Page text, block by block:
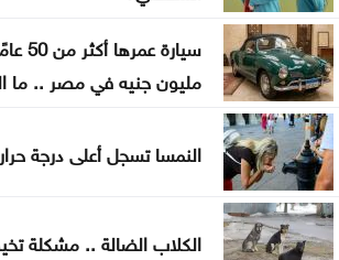
الأمانة تبدأ الأحد أعمال تعبيد في
ضبط اعتداءات جديدة على المياه في
مليون جنيه في مصر .. ما
النمسا تسجل أعلى درجة
الكلاب الضالة .. مشكلة